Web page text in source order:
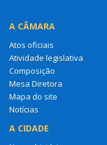
A CÂMARA
Atos oficiais
Atividade legislativa
Composição
Mesa Diretora
Mapa do site
Notícias
A CIDADE